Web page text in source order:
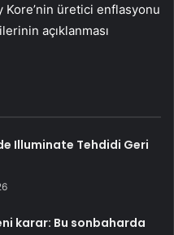
Kore’nin üretici enflasyonu
açıklanması
Illuminate Tehdidi Geri
karar: Bu sonbaharda